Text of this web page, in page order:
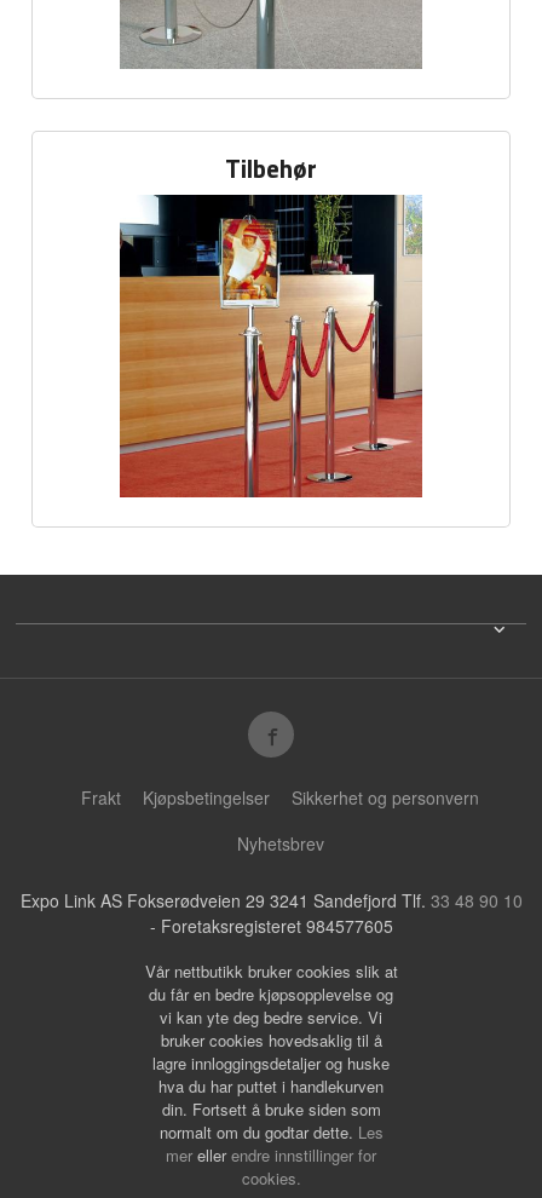
Tilbehør
Frakt Kjøpsbetingelser
Sikkerhet og personvern
Nyhetsbrev
Expo Link AS Fokserødveien 29 3241 Sandefjord Tlf. 33 48 90 10
- Foretaksregisteret 984577605
Vår nettbutikk bruker cookies slik at
du får en bedre kjøpsopplevelse og
vi kan yte deg bedre service. Vi
bruker cookies hovedsaklig til å
lagre innloggingsdetaljer og huske
hva du har puttet i handlekurven
din. Fortsett å bruke siden som
normalt om du godtar dette. Les
mer ellerendre innstillinger for
cookies.